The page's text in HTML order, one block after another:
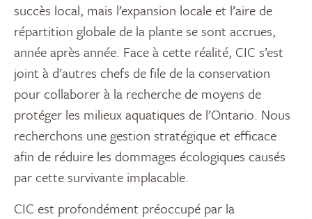
succès local, mais l’expansion locale et l’aire de
répartition globale de la plante se sont accrues,
année après année. Face à cette réalité, CIC s’est
joint à d’autres chefs de file de la conservation
pour collaborer à la recherche de moyens de
protéger les milieux aquatiques de l’Ontario. Nous
recherchons une gestion stratégique et efficace
afin de réduire les dommages écologiques causés
par cette survivante implacable.
CIC est profondément préoccupé par la